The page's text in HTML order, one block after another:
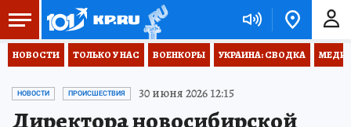
НОВОСТИ ТОЛЬКО У НАС ВОЕНКОРЫ УКРАИНА: СВОДКА
НОВОСТИ ПРОИСШЕСТВИЯ 30 июня 2026 12:15
Директора новосибирской